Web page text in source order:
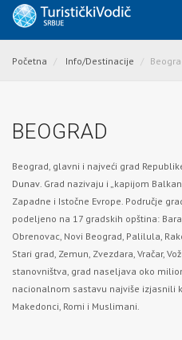
Početna Info/Destinacije
BEOGRAD
Beograd, glavni i najveći grad
Dunav. Grad nazivaju i „kapijom
Zapadne i Istočne Evrope. Područje
podeljeno na 17 gradskih opština:
Obrenovac, Novi Beograd, Palilula,
Stari grad, Zemun, Zvezdara, Vračar,
stanovništva, grad naseljava oko
nacionalnom sastavu najviše izjasnili
Makedonci, Romi i Muslimani.